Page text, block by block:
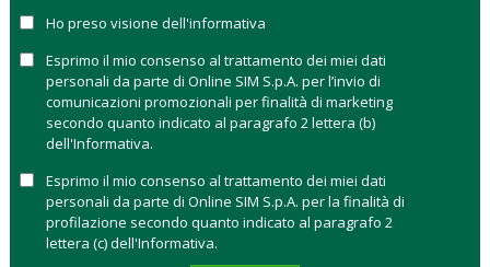
QUALITÀ
Il Regolamento sui green bondapprovato dal Parlamento
europeo ha l’obiettivo di eliminare qualsiasi dubbio sulle
natura e le finalità che hanno queste obbligazioni.
Obbligazioni nate per sostenere progetti legati al
clima o all’ambiente.
I proventi delle obbligazioni verdi sono utilizzate per
Ho preso visione dell'informativa
Esprimo il mio consenso al trattamento dei miei dati
personali da parte di Online SIM S.p.A. per l’invio di
comunicazioni promozionali per finalità di marketing
secondo quanto indicato al paragrafo 2 lettera (b)
dell'Informativa.
Esprimo il mio consenso al trattamento dei miei dati
personali da parte di Online SIM S.p.A. per la finalità di
profilazione secondo quanto indicato al paragrafo 2
lettera (c) dell'Informativa.